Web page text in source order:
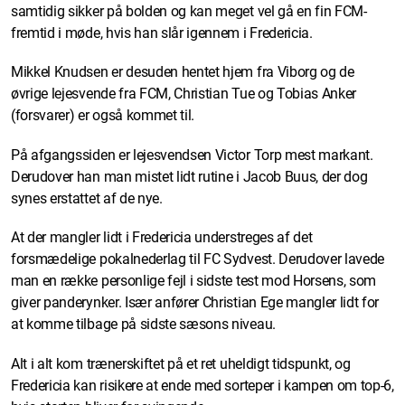
samtidig sikker på bolden og kan meget vel gå en fin FCM-
fremtid i møde, hvis han slår igennem i Fredericia.
Mikkel Knudsen er desuden hentet hjem fra Viborg og de
øvrige lejesvende fra FCM, Christian Tue og Tobias Anker
(forsvarer) er også kommet til.
På afgangssiden er lejesvendsen Victor Torp mest markant.
Derudover han man mistet lidt rutine i Jacob Buus, der dog
synes erstattet af de nye.
At der mangler lidt i Fredericia understreges af det
forsmædelige pokalnederlag til FC Sydvest. Derudover lavede
man en række personlige fejl i sidste test mod Horsens, som
giver panderynker. Især anfører Christian Ege mangler lidt for
at komme tilbage på sidste sæsons niveau.
Alt i alt kom trænerskiftet på et ret uheldigt tidspunkt, og
Fredericia kan risikere at ende med sorteper i kampen om top-6,